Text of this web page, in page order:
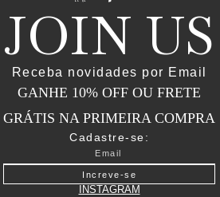
OFF
JOIN US
Receba novidades por Email
GANHE 10% OFF OU FRETE
GRÁTIS NA PRIMEIRA COMPRA
Cadastre-se:
Increve-se
INSTAGRAM